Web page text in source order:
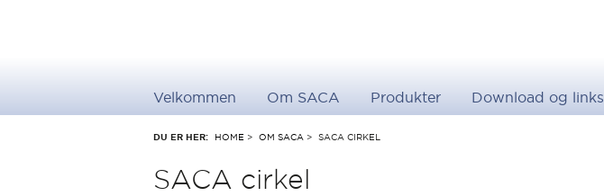
Velkommen Om SACA Produkter Download og links
DU ER HER: HOME > OM SACA > SACA CIRKEL
SACA cirkel